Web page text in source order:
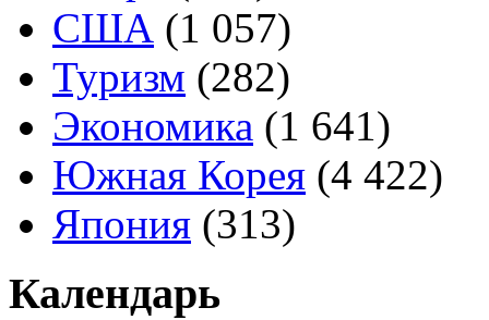
США (1 057)
Туризм (282)
Экономика (1 641)
Южная Корея (4 422)
Япония (313)
Календарь